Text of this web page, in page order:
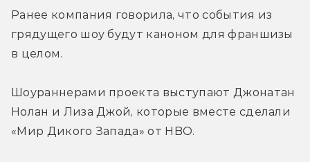
Ранее компания говорила, что события из
грядущего шоу будут каноном для франшизы
в целом.
Шоураннерами проекта выступают Джонатан
Нолан и Лиза Джой, которые вместе сделали
«Мир Дикого Запада» от HBO.